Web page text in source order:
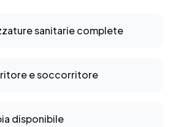
sanitarie complete
e soccorritore
disponibile